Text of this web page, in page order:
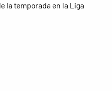
la temporada en la Liga